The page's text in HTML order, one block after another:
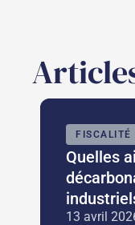
FISCALITÉ
Quelles
13 avril